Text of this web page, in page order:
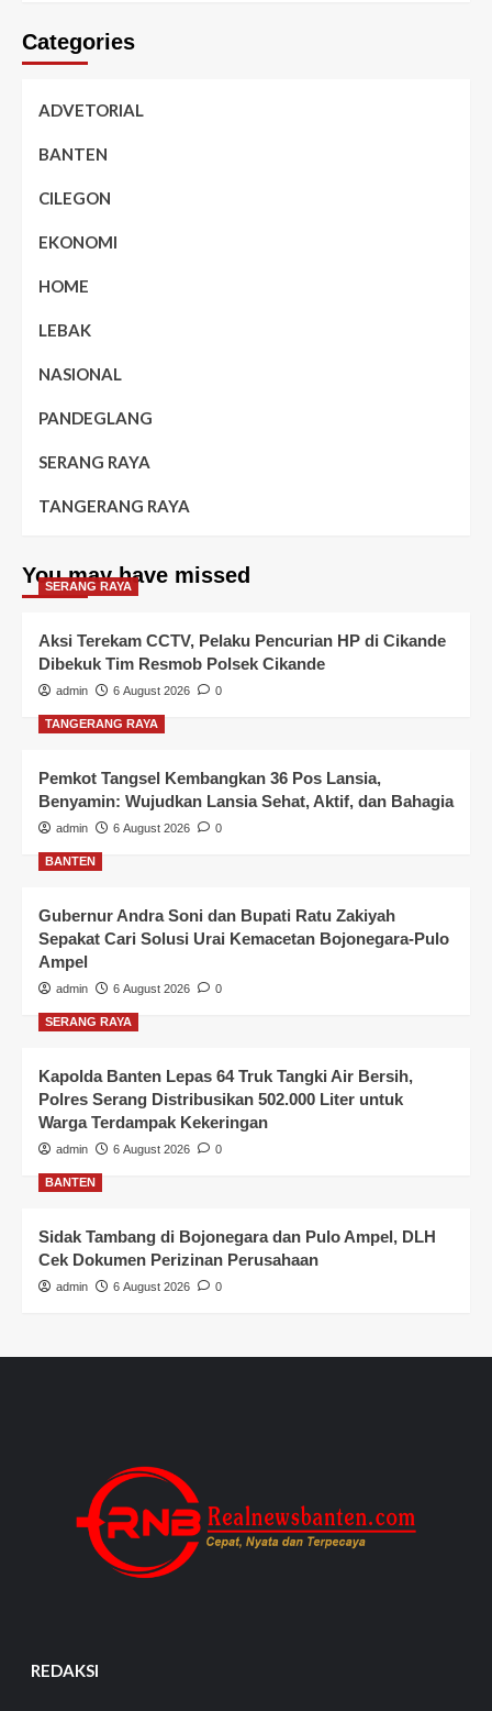
Categories
ADVETORIAL
BANTEN
CILEGON
EKONOMI
HOME
LEBAK
NASIONAL
PANDEGLANG
SERANG RAYA
TANGERANG RAYA
You may have missed
SERANG RAYA
Aksi Terekam CCTV, Pelaku Pencurian HP di Cikande
Dibekuk Tim Resmob Polsek Cikande
admin 6 August 2026 0
TANGERANG RAYA
Pemkot Tangsel Kembangkan 36 Pos Lansia,
Benyamin: Wujudkan Lansia Sehat, Aktif, dan Bahagia
admin 6 August 2026 0
BANTEN
Gubernur Andra Soni dan Bupati Ratu Zakiyah
Sepakat Cari Solusi Urai Kemacetan Bojonegara-Pulo
Ampel
admin 6 August 2026 0
SERANG RAYA
Kapolda Banten Lepas 64 Truk Tangki Air Bersih,
Polres Serang Distribusikan 502.000 Liter untuk
Warga Terdampak Kekeringan
admin 6 August 2026 0
BANTEN
Sidak Tambang di Bojonegara dan Pulo Ampel, DLH
Cek Dokumen Perizinan Perusahaan
admin 6 August 2026 0
REDAKSI